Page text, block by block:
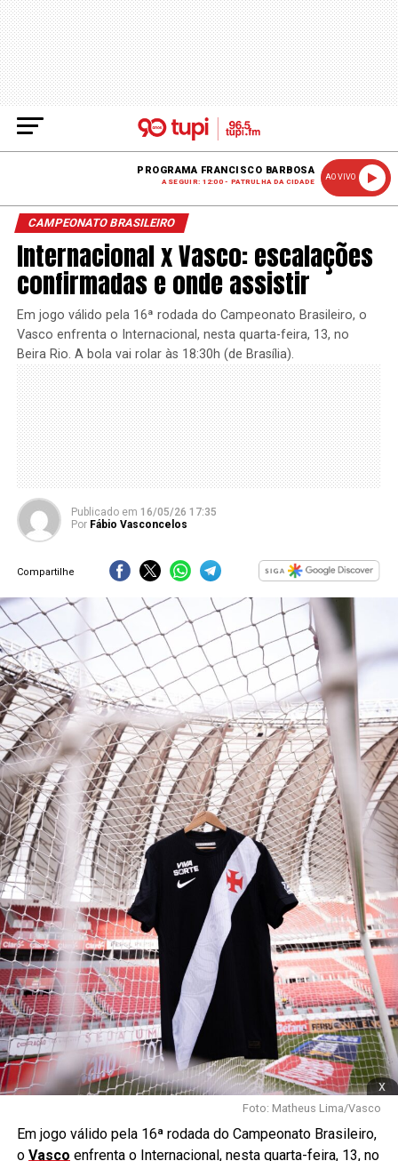
PROGRAMA FRANCISCO BARBOSA
A SEGUIR: 12:00 - PATRULHA DA CIDADE
AO VIVO
CAMPEONATO BRASILEIRO
Internacional x Vasco: escalações
confirmadas e onde assistir
Em jogo válido pela 16ª rodada do Campeonato Brasileiro, o
Vasco enfrenta o Internacional, nesta quarta-feira, 13, no
Beira Rio. A bola vai rolar às 18:30h (de Brasília).
Publicado em 16/05/26 17:35
Por Fábio Vasconcelos
Compartilhe
x
Foto: Matheus Lima/Vasco
Em jogo válido pela 16ª rodada do Campeonato Brasileiro,
o Vasco enfrenta o Internacional, nesta quarta-feira, 13, no